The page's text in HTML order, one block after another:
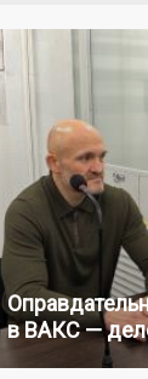
в ВАКС —